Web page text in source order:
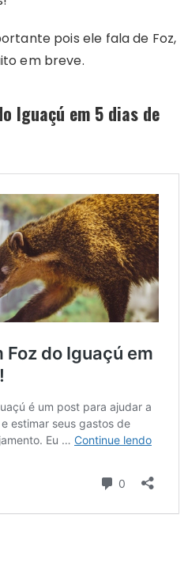
pois ele fala de Foz,
em breve.
Iguaçú em 5 dias de